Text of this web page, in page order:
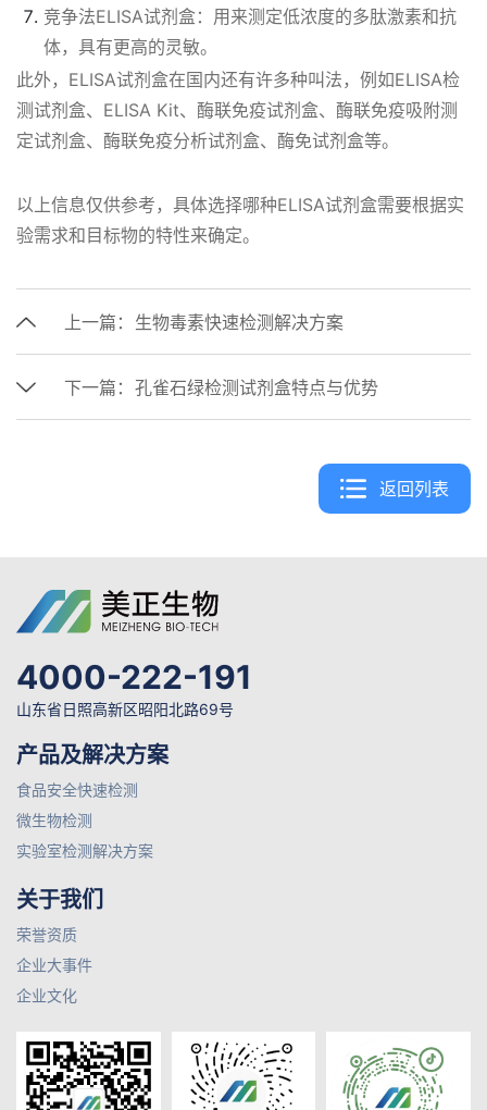
竞争法ELISA试剂盒：用来测定低浓度的多肽激素和抗
体，具有更高的灵敏。
此外，ELISA试剂盒在国内还有许多种叫法，例如ELISA检
测试剂盒、ELISA Kit、酶联免疫试剂盒、酶联免疫吸附测
定试剂盒、酶联免疫分析试剂盒、酶免试剂盒等。
以上信息仅供参考，具体选择哪种ELISA试剂盒需要根据实
验需求和目标物的特性来确定。
上一篇： 生物毒素快速检测解决方案
下一篇： 孔雀石绿检测试剂盒特点与优势
返回列表
4000-222-191
山东省日照高新区昭阳北路69号
产品及解决方案
食品安全快速检测
微生物检测
实验室检测解决方案
关于我们
荣誉资质
企业大事件
企业文化